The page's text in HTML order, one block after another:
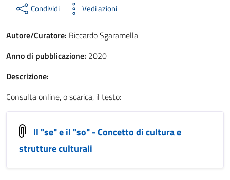
Condividi Vedi azioni
Autore/Curatore: Riccardo Sgaramella
Anno di pubblicazione: 2020
Descrizione:
Consulta online, o scarica, il testo:
Il "se" e il "so" - Concetto di cultura e
strutture culturali